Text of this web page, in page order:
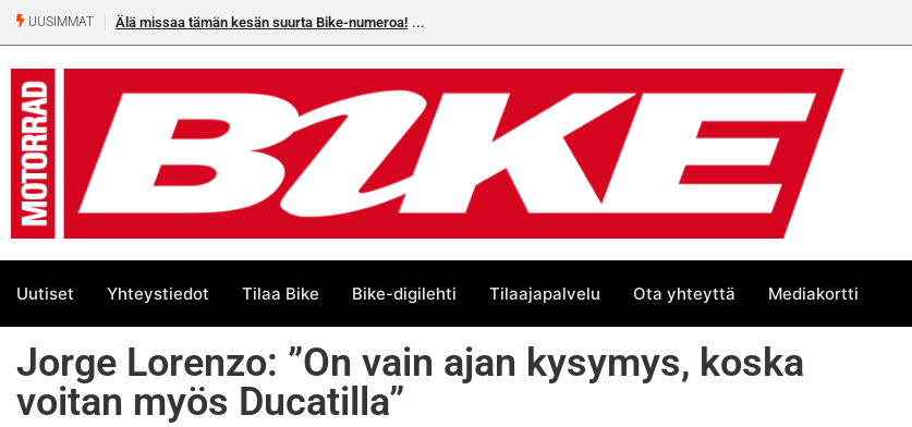
UUSIMMAT Älä missaa tämän kesän suurta Bike-numeroa!
Uutiset Yhteystiedot Tilaa Bike Bike-digilehti Tilaajapalvelu Ota yhteyttä Mediakortti
Jorge Lorenzo: ”On vain ajan kysymys, koska
voitan myös Ducatilla”